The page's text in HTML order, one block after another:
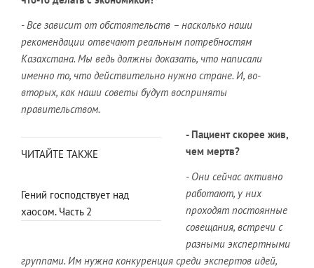
- Все зависит от обстоятельств – насколько наши
рекомендации отвечают реальным потребностям
Казахстана. Мы ведь должны доказать, что написали
именно то, что действительно нужно стране. И, во-
вторых, как наши советы будут восприняты
правительством.
ЧИТАЙТЕ ТАКЖЕ
Гений господствует над
хаосом. Часть 2
- Пациент скорее жив,
чем мертв?
- Они сейчас активно
работают, у них
проходят постоянные
совещания, встречи с
разными экспертными
группами. Им нужна конкуренция среди экспертов идей,